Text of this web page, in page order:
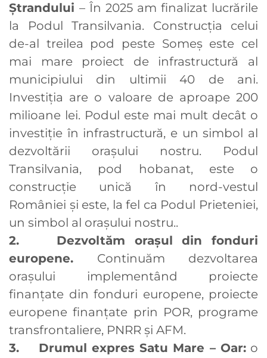
Ștrandului – În 2025 am finalizat lucrările
la Podul Transilvania. Construcția celui
de-al treilea pod peste Someș este cel
mai mare proiect de infrastructură al
municipiului din ultimii 40 de ani.
Investiția are o valoare de aproape 200
milioane lei. Podul este mai mult decât o
investiție în infrastructură, e un simbol al
dezvoltării orașului nostru. Podul
Transilvania, pod hobanat, este o
construcție unică în nord-vestul
României și este, la fel ca Podul Prieteniei,
un simbol al orașului nostru..
2. Dezvoltăm orașul din fonduri
europene. Continuăm dezvoltarea
orașului implementând proiecte
finanțate din fonduri europene, proiecte
europene finanțate prin POR, programe
transfrontaliere, PNRR și AFM.
3. Drumul expres Satu Mare – Oar:o